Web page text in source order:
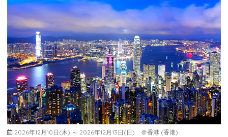
2026年12月10日(木) ～ 2026年12月13日(日) ＠香港 (香港)